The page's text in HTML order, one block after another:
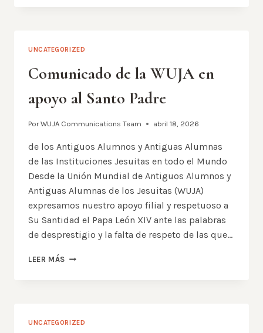
JÓVENES
MAGIS
UNCATEGORIZED
Comunicado de la WUJA en
apoyo al Santo Padre
Por WUJA Communications Team abril 18, 2026
de los Antiguos Alumnos y Antiguas Alumnas
de las Instituciones Jesuitas en todo el Mundo
Desde la Unión Mundial de Antiguos Alumnos y
Antiguas Alumnas de los Jesuitas (WUJA)
expresamos nuestro apoyo filial y respetuoso a
Su Santidad el Papa León XIV ante las palabras
de desprestigio y la falta de respeto de las que…
LEER MÁS COMUNICADO
AL
UNCATEGORIZED